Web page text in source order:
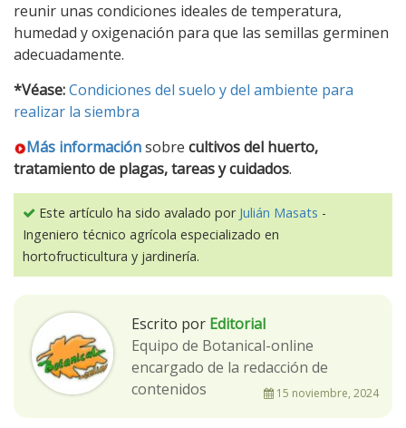
reunir unas condiciones ideales de temperatura,
humedad y oxigenación para que las semillas germinen
adecuadamente.
*Véase:Condiciones del suelo y del ambiente para
realizar la siembra
Más informaciónsobre cultivos del huerto,
tratamiento de plagas, tareas y cuidados.
Este artículo ha sido avalado por Julián Masats -
Ingeniero técnico agrícola especializado en
hortofructicultura y jardinería.
Escrito por Editorial
Equipo de Botanical-online
encargado de la redacción de
contenidos
15 noviembre, 2024